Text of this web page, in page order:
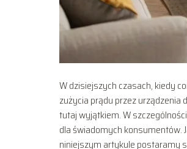
W dzisiejszych czasach, kiedy
zużycia prądu przez urządzenia
tutaj wyjątkiem. W
dla świadomych konsumentów.
niniejszym artykule postaramy